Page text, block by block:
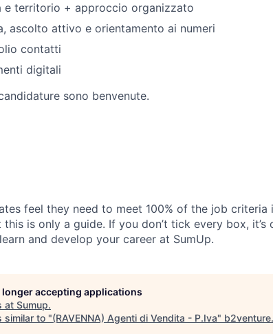
e territorio + approccio organizzato
ascolto attivo e orientamento ai numeri
contatti
digitali
sono benvenute.
feel they need to meet 100% of the job
is only a guide. If you don’t tick every box,
and develop your career at SumUp.
longer accepting applications
at Sumup.
similar to "(RAVENNA) Agenti di Vendita - P.Iva" b2venture.